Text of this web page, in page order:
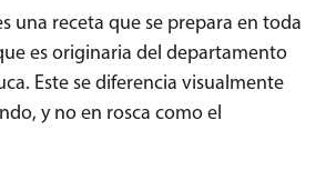
una receta que se prepara en toda
es originaria del departamento
Este se diferencia visualmente
y no en rosca como el